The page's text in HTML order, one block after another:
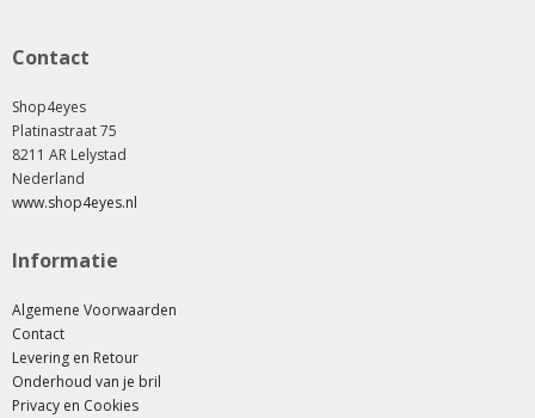
Contact
Shop4eyes
Platinastraat 75
8211 AR Lelystad
Nederland
www.shop4eyes.nl
Informatie
Algemene Voorwaarden
Contact
Levering en Retour
Onderhoud van je bril
Privacy en Cookies